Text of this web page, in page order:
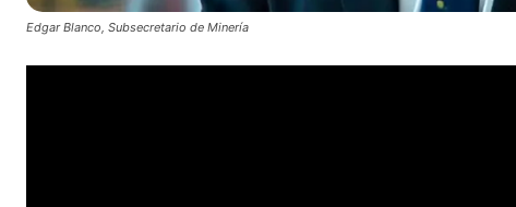
Edgar Blanco, Subsecretario de Minería